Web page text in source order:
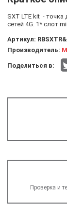
SXT LTE kit -
сетей 4G. 1* слот
Артикул:
Производитель:
Поделиться в:
Проверка и